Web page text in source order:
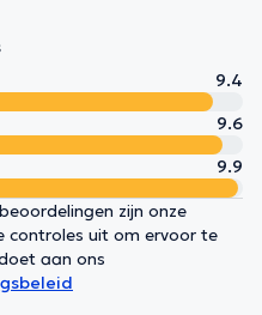
9.4
9.6
9.9
zijn onze
controles uit om ervoor te
aan ons